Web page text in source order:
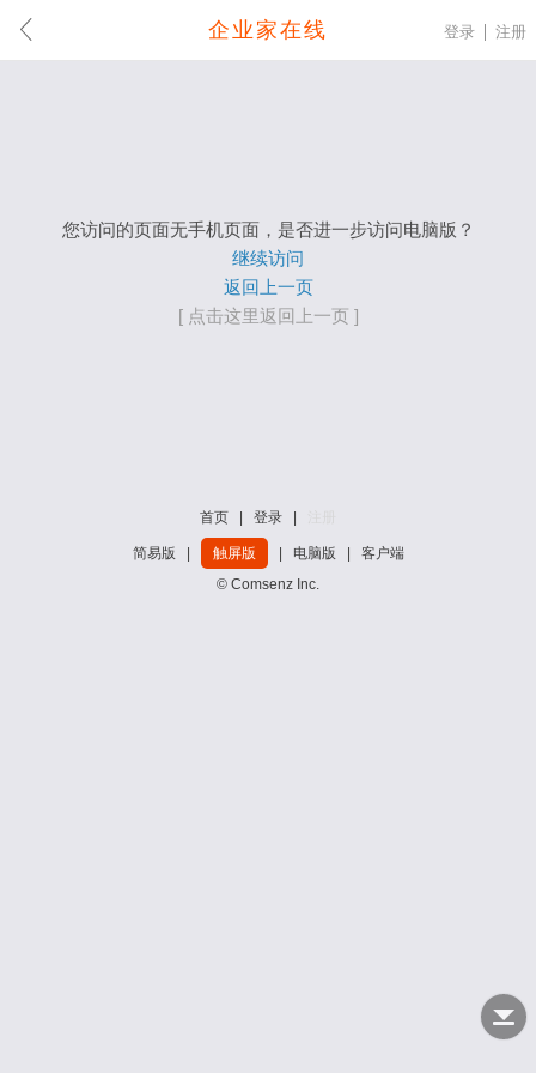
企业家在线 登录 注册
您访问的页面无手机页面，是否进一步访问电脑版？
继续访问
返回上一页
[ 点击这里返回上一页 ]
首页 登录
简易版 触屏版 电脑版
客户端
© Comsenz Inc.